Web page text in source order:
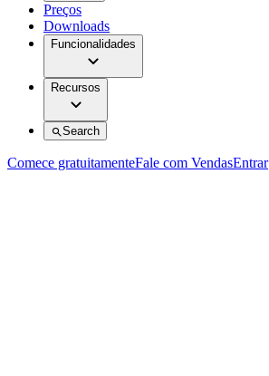
Preços
Downloads
Funcionalidades
Recursos
Search
Comece gratuitamenteFale com VendasEntrar